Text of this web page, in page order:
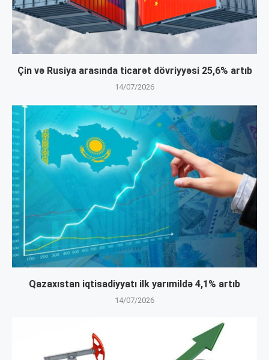
Çin və Rusiya arasında ticarət dövriyyəsi 25,6% artıb
14/07/2026
Qazaxıstan iqtisadiyyatı ilk yarımildə 4,1% artıb
14/07/2026